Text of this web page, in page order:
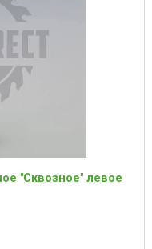
"Сквозное" левое